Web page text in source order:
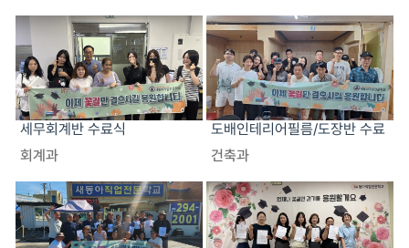
세무회계반 수료식
회계과
도배인테리어필름/도장반 수료
식
건축과